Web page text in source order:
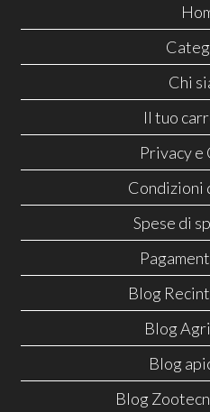
Chi
Il tuo
Privacy e
Condizioni
Spese di
Blog
Blog
Blog
Blog